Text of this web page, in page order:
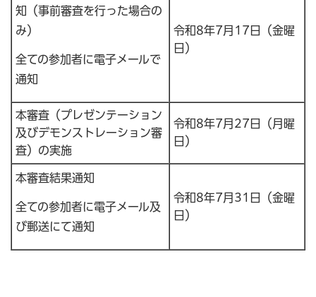
知（事前審査を行った場合の
み）
全ての参加者に電子メールで
通知
令和8年7月17日（金曜
日）
本審査（プレゼンテーション
及びデモンストレーション審
査）の実施
令和8年7月27日（月曜
日）
本審査結果通知
全ての参加者に電子メール及
び郵送にて通知
令和8年7月31日（金曜
日）